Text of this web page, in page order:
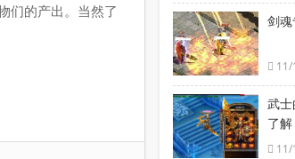
们的产出。当然了
剑
11/
武
了解
11/